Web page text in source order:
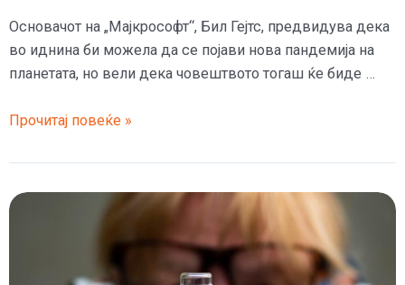
Основачот на „Мајкрософт“, Бил Гејтс, предвидува дека
во иднина би можела да се појави нова пандемија на
планетата, но вели дека човештвото тогаш ќе биде …
(Видео)
Гејтс:
За
следната
Прочитај повеќе »